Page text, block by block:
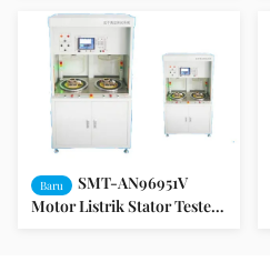
AN96951V
Baru
SMT-AN96951V
Motor Listrik Stator Tester /